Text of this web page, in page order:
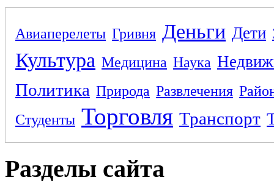
Авиаперелеты Гривня Деньги Дети
Культура Медицина Наука
Политика Природа Развлечения
Студенты Торговля Транспорт
Разделы сайта